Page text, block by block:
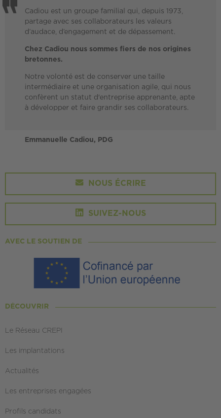
Cadiou est un groupe familial qui, depuis 1973,
partage avec ses collaborateurs les valeurs
d’audace, d’engagement et de dépassement.
Chez Cadiou nous sommes fiers de nos origines
bretonnes.
Notre volonté est de conserver une taille
intermédiaire et une organisation agile, qui nous
confèrent un statut d'entreprise apprenante, apte
à développer et faire grandir ses collaborateurs.
Emmanuelle Cadiou, PDG
NOUS ÉCRIRE
SUIVEZ-NOUS
AVEC LE SOUTIEN DE
DÉCOUVRIR
Le Réseau CREPI
Les implantations
Actualités
Les entreprises engagées
Profils candidats